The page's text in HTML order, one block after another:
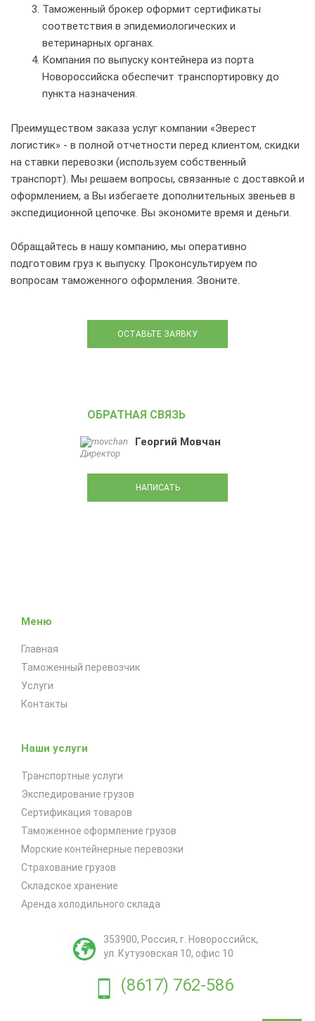
Таможенный брокер оформит сертификаты
соответствия в эпидемиологических и
ветеринарных органах.
Компания по выпуску контейнера из порта
Новороссийска обеспечит транспортировку до
пункта назначения.
Преимуществом заказа услуг компании «Эверест
логистик» - в полной отчетности перед клиентом, скидки
на ставки перевозки (используем собственный
транспорт). Мы решаем вопросы, связанные с доставкой и
оформлением, а Вы избегаете дополнительных звеньев в
экспедиционной цепочке. Вы экономите время и деньги.
Обращайтесь в нашу компанию, мы оперативно
подготовим груз к выпуску. Проконсультируем по
вопросам таможенного оформления. Звоните.
ОСТАВЬТЕ ЗАЯВКУ
ОБРАТНАЯ СВЯЗЬ
Георгий Мовчан
Директор
НАПИСАТЬ
Меню
Главная
Таможенный перевозчик
Услуги
Контакты
Наши услуги
Транспортные услуги
Экспедирование грузов
Сертификация товаров
Таможенное оформление грузов
Морские контейнерные перевозки
Страхование грузов
Складское хранение
Аренда холодильного склада
353900, Россия, г. Новороссийск,
ул. Кутузовская 10, офис 10
(8617) 762-586